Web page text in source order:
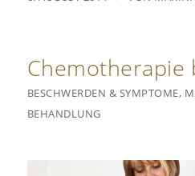
Chemotherapie
BESCHWERDEN & SYMPTOME,
BEHANDLUNG